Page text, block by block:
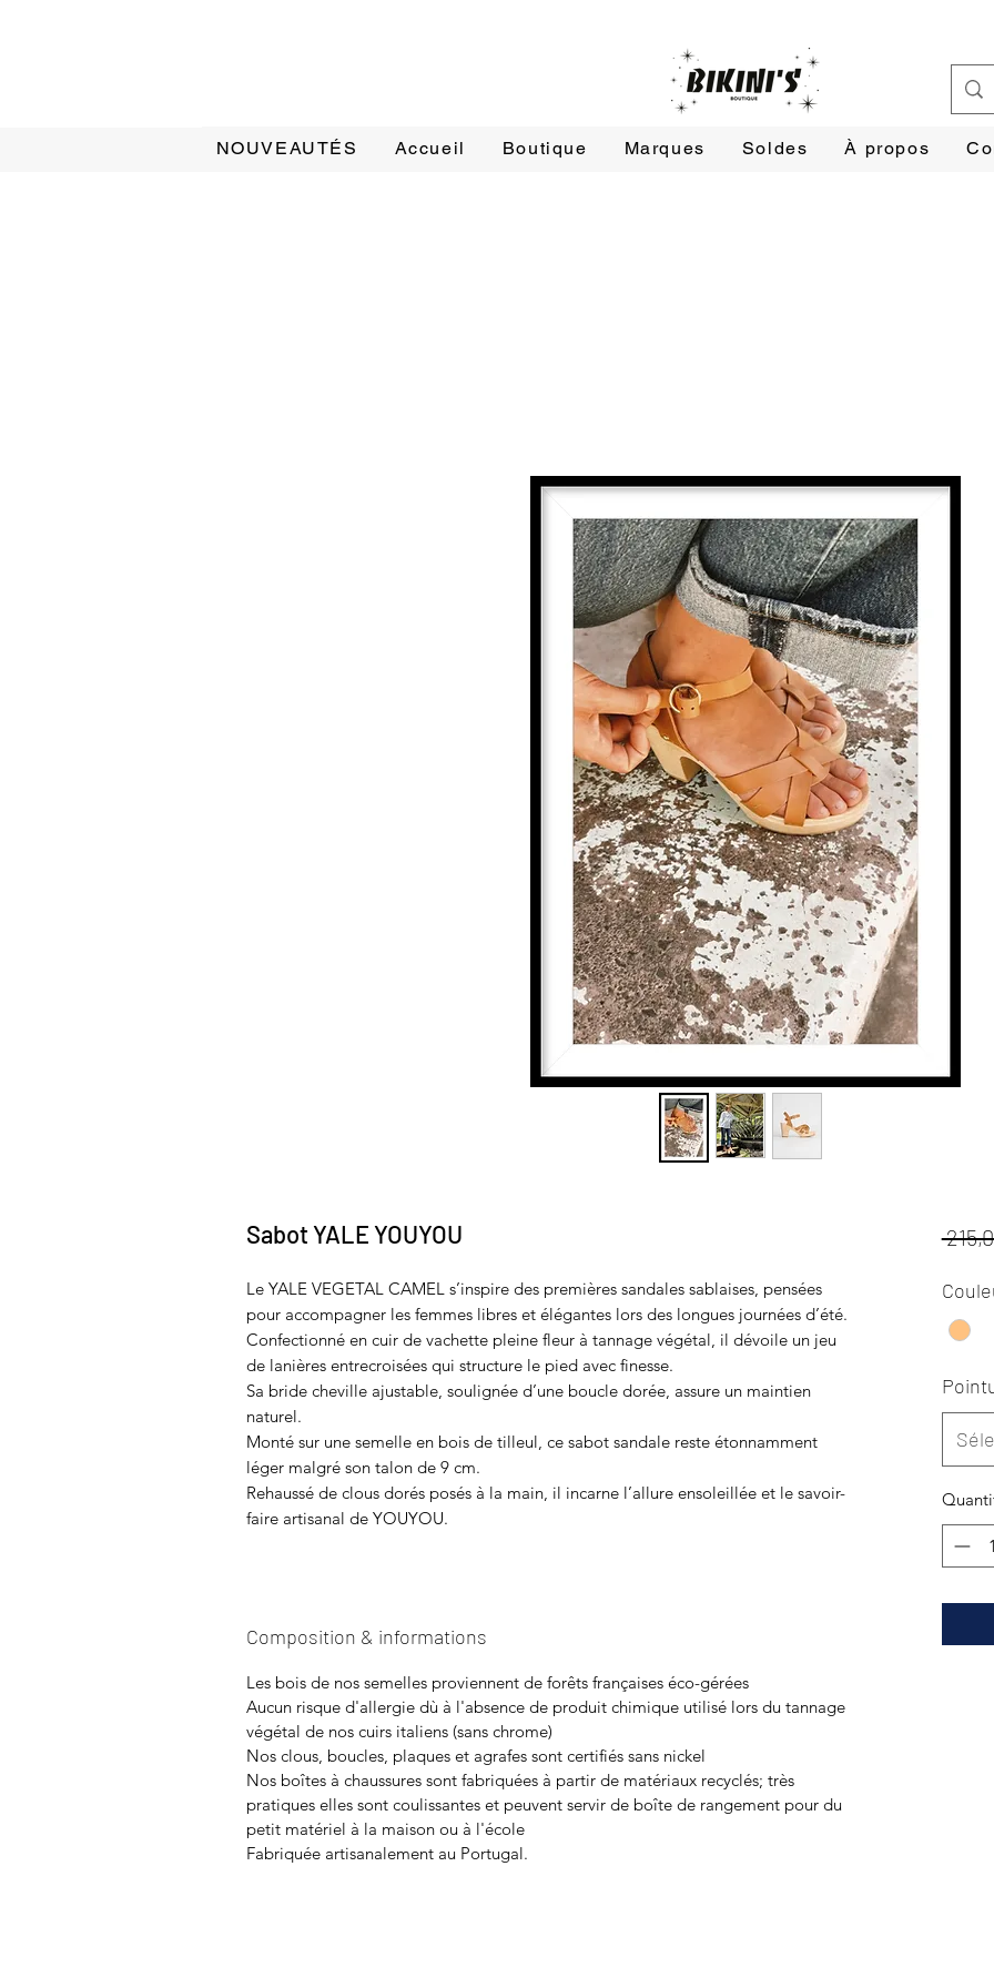
NOUVEAUTÉS Accueil Boutique Marques Soldes À propos
Sabot YALE YOUYOU
Le YALE VEGETAL CAMEL s’inspire des premières sandales sablaises, pensées
pour accompagner les femmes libres et élégantes lors des longues journées d’été.
Confectionné en cuir de vachette pleine fleur à tannage végétal, il dévoile un jeu
de lanières entrecroisées qui structure le pied avec finesse.
Sa bride cheville ajustable, soulignée d’une boucle dorée, assure un maintien
naturel.
Monté sur une semelle en bois de tilleul, ce sabot sandale reste étonnamment
léger malgré son talon de 9 cm.
Rehaussé de clous dorés posés à la main, il incarne l’allure ensoleillée et le savoir-
faire artisanal de YOUYOU.
Composition & informations
Les bois de nos semelles proviennent de forêts françaises éco-gérées
Aucun risque d'allergie dù à l'absence de produit chimique utilisé lors du tannage
végétal de nos cuirs italiens (sans chrome)
Nos clous, boucles, plaques et agrafes sont certifiés sans nickel
Nos boîtes à chaussures sont fabriquées à partir de matériaux recyclés; très
pratiques elles sont coulissantes et peuvent servir de boîte de rangement pour du
petit matériel à la maison ou à l'école
Fabriquée artisanalement au Portugal.